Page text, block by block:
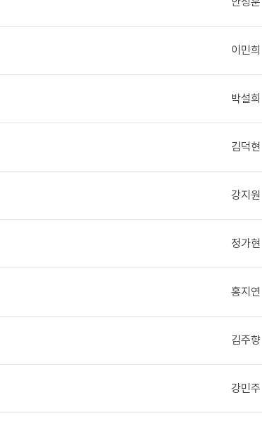
이민희
박설희
김덕현
강지원
정가현
홍지연
김주향
강민주